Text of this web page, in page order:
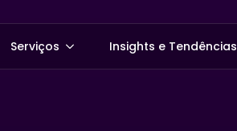
Serviços Insights e Tendências